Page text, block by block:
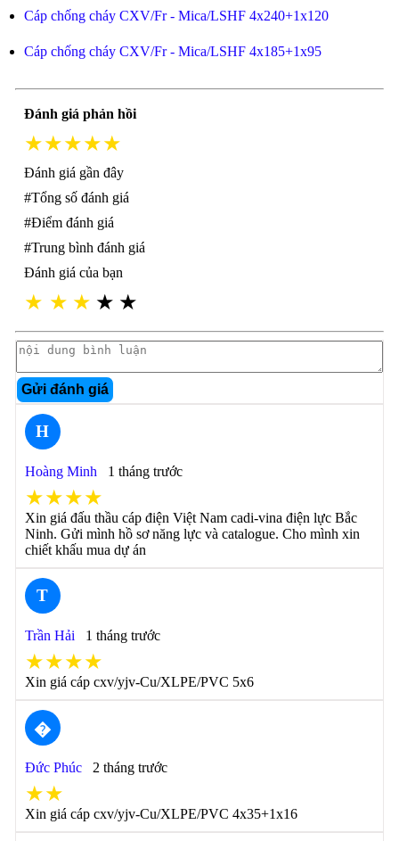
Cáp chống cháy CXV/Fr - Mica/LSHF 4x240+1x120
Cáp chống cháy CXV/Fr - Mica/LSHF 4x185+1x95
Đánh giá phản hồi
★★★★★
Đánh giá gần đây
#Tổng số đánh giá
#Điểm đánh giá
#Trung bình đánh giá
Đánh giá của bạn
★ ★ ★ ★ ★
Gửi đánh giá
H
Hoàng Minh 1 tháng trước
★★★★
Xin giá đấu thầu cáp điện Việt Nam cadi-vina điện lực Bắc
Ninh. Gửi mình hồ sơ năng lực và catalogue. Cho mình xin
chiết khấu mua dự án
T
Trần Hải 1 tháng trước
★★★★
Xin giá cáp cxv/yjv-Cu/XLPE/PVC 5x6
�
Đức Phúc 2 tháng trước
★★
Xin giá cáp cxv/yjv-Cu/XLPE/PVC 4x35+1x16